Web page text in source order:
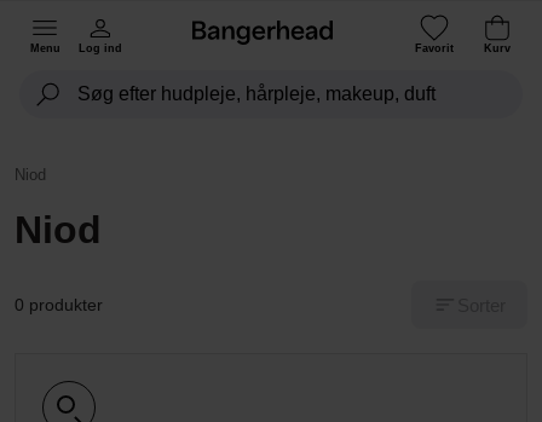
Menu Log ind Favorit Kurv
Niod
Niod
0 produkter